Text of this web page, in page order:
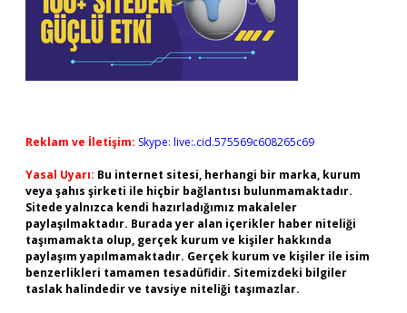
Reklam ve İletişim: Skype: live:.cid.575569c608265c69
Yasal Uyarı: Bu internet sitesi, herhangi bir marka, kurum
veya şahıs şirketi ile hiçbir bağlantısı bulunmamaktadır.
Sitede yalnızca kendi hazırladığımız makaleler
paylaşılmaktadır. Burada yer alan içerikler haber niteliği
taşımamakta olup, gerçek kurum ve kişiler hakkında
paylaşım yapılmamaktadır. Gerçek kurum ve kişiler ile isim
benzerlikleri tamamen tesadüfidir. Sitemizdeki bilgiler
taslak halindedir ve tavsiye niteliği taşımazlar.